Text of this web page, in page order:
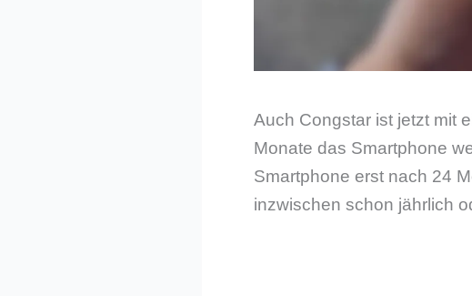
Auch Congstar ist jetzt mit
Monate das Smartphone
Smartphone erst nach 24
inzwischen schon jährlich